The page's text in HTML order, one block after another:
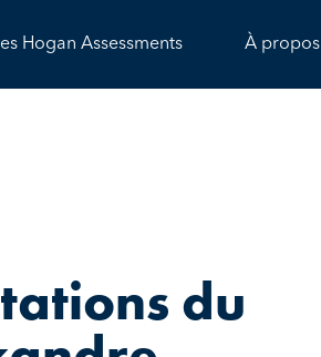
Hogan Assessments À propos
du